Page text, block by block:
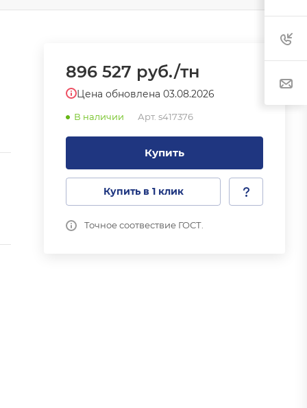
896 527 руб./тн
Цена обновлена 03.08.2026
В наличии Арт. s417376
Купить
Купить в 1 клик
Точное соотвествие ГОСТ.